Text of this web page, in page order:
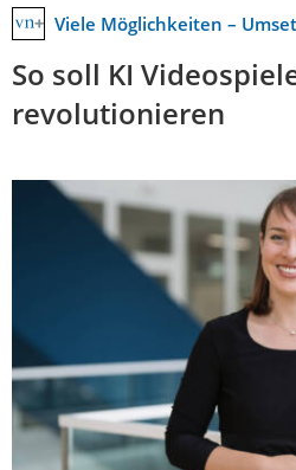
Viele Möglichkeiten –
So soll KI
revolutionieren